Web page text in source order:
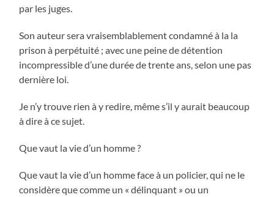
par les juges.
Son auteur sera vraisemblablement condamné à la la
prison à perpétuité ; avec une peine de détention
incompressible d’une durée de trente ans, selon une pas
dernière loi.
Je n’y trouve rien à y redire, même s’il y aurait beaucoup
à dire à ce sujet.
Que vaut la vie d’un homme ?
Que vaut la vie d’un homme face à un policier, qui ne le
considère que comme un « délinquant » ou un